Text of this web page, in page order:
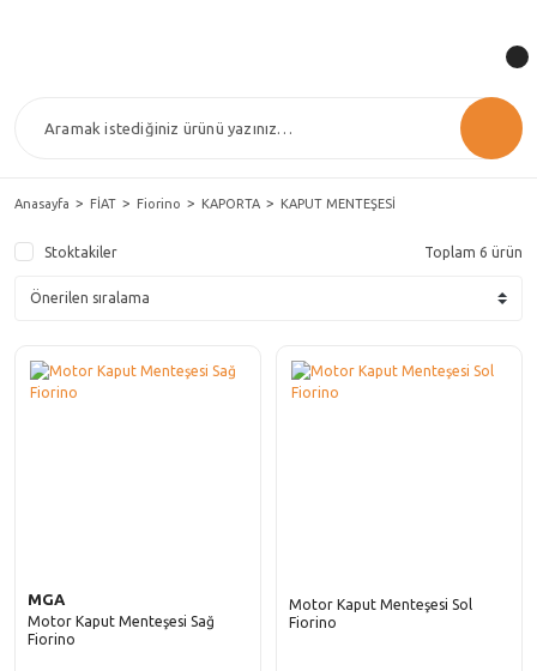
Anasayfa FİAT Fiorino KAPORTA KAPUT MENTEŞESİ
Stoktakiler Toplam 6 ürün
MGA
Motor Kaput Menteşesi Sağ
Fiorino
Motor Kaput Menteşesi Sol
Fiorino